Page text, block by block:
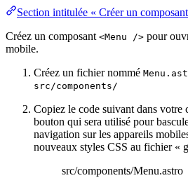
Section intitulée « Créer un
Créez un composant <Menu /> pour
mobile.
Créez un fichier nommé
src/components/
Copiez le code suivant dans votre
bouton qui sera utilisé pour
navigation sur les appareils
nouveaux styles CSS au fichier «
src/components/Menu.astro